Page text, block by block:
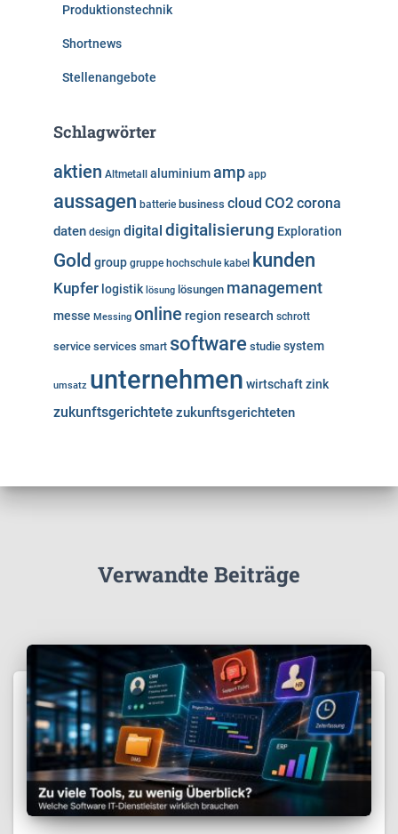
Produktionstechnik
Shortnews
Stellenangebote
Schlagwörter
aktien Altmetall aluminiumamp app
aussagen batterie business cloud CO2 corona
daten design digital digitalisierung Exploration
Gold group gruppe hochschule kabel kunden
Kupfer logistik lösung lösungen management
messe Messing online region research schrott
service services smart software studie system
umsatz unternehmen wirtschaftzink
zukunftsgerichtete zukunftsgerichteten
Verwandte Beiträge